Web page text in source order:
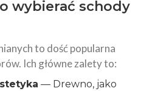
wybierać schody
to dość popularna
Ich główne zalety to:
— Drewno, jako